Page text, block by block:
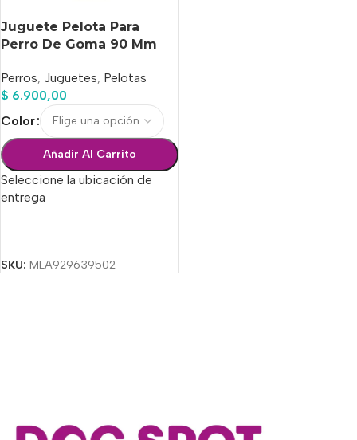
Juguete Pelota Para
Perro De Goma 90 Mm
Perros, Juguetes, Pelotas
$ 6.900,00
Color
Añadir Al Carrito
Seleccione la ubicación de
entrega
SKU: MLA929639502